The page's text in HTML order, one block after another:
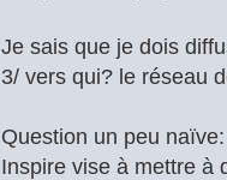
Je sais que je dois
3/ vers qui? le réseau
Question un peu naïve:
Inspire vise à mettre à